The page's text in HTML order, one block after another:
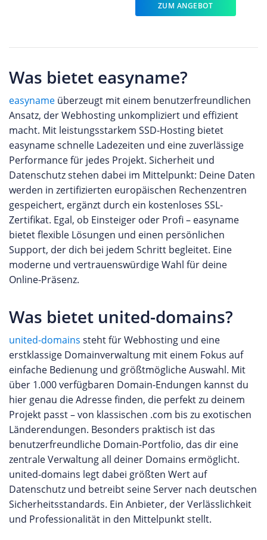
ZUM ANGEBOT
Was bietet easyname?
easyname überzeugt mit einem benutzerfreundlichen
Ansatz, der Webhosting unkompliziert und effizient
macht. Mit leistungsstarkem SSD-Hosting bietet
easyname schnelle Ladezeiten und eine zuverlässige
Performance für jedes Projekt. Sicherheit und
Datenschutz stehen dabei im Mittelpunkt: Deine Daten
werden in zertifizierten europäischen Rechenzentren
gespeichert, ergänzt durch ein kostenloses SSL-
Zertifikat. Egal, ob Einsteiger oder Profi – easyname
bietet flexible Lösungen und einen persönlichen
Support, der dich bei jedem Schritt begleitet. Eine
moderne und vertrauenswürdige Wahl für deine
Online-Präsenz.
Was bietet united-domains?
united-domains steht für Webhosting und eine
erstklassige Domainverwaltung mit einem Fokus auf
einfache Bedienung und größtmögliche Auswahl. Mit
über 1.000 verfügbaren Domain-Endungen kannst du
hier genau die Adresse finden, die perfekt zu deinem
Projekt passt – von klassischen .com bis zu exotischen
Länderendungen. Besonders praktisch ist das
benutzerfreundliche Domain-Portfolio, das dir eine
zentrale Verwaltung all deiner Domains ermöglicht.
united-domains legt dabei größten Wert auf
Datenschutz und betreibt seine Server nach deutschen
Sicherheitsstandards. Ein Anbieter, der Verlässlichkeit
und Professionalität in den Mittelpunkt stellt.